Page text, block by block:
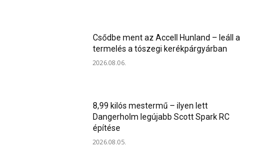
Csődbe ment az Accell Hunland – leáll a
termelés a tószegi kerékpárgyárban
2026.08.06.
8,99 kilós mestermű – ilyen lett
Dangerholm legújabb Scott Spark RC
építése
2026.08.05.